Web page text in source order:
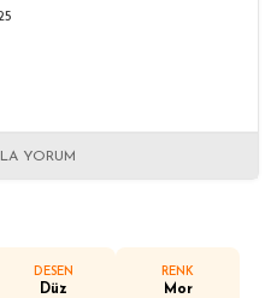
YORUM
DESEN
Düz
RENK
Mor